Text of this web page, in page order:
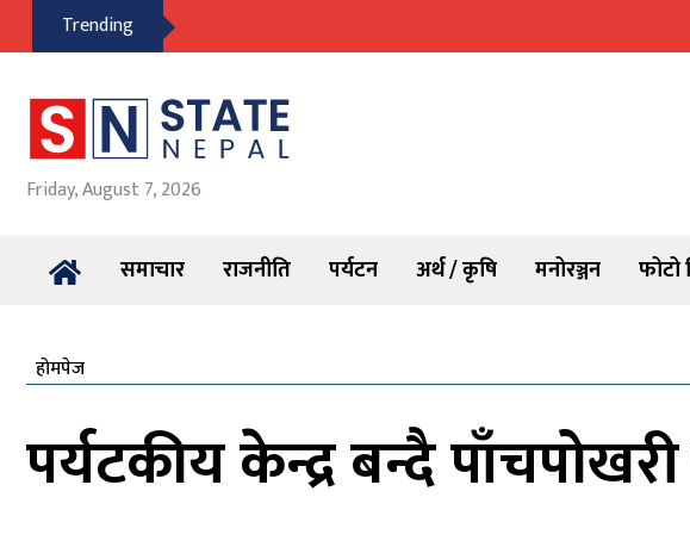
Trending
Friday, August 7, 2026
समाचार राजनीति पर्यटन अर्थ / कृषि मनोरञ्जन
होमपेज
पर्यटकीय केन्द्र बन्दै